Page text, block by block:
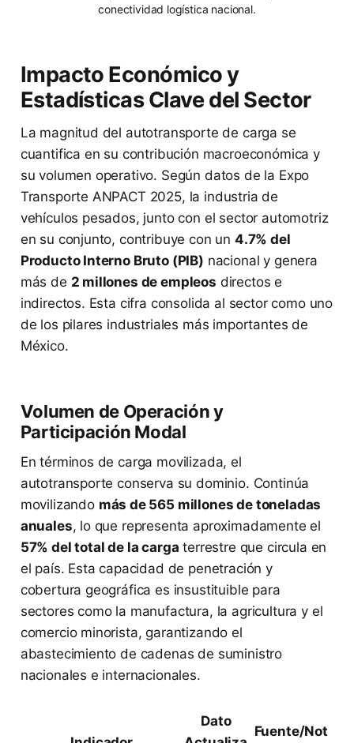
conectividad logística nacional.
Impacto Económico y
Estadísticas Clave del Sector
La magnitud del autotransporte de carga se
cuantifica en su contribución macroeconómica y
su volumen operativo. Según datos de la Expo
Transporte ANPACT 2025, la industria de
vehículos pesados, junto con el sector automotriz
en su conjunto, contribuye con un 4.7% del
Producto Interno Bruto (PIB) nacional y genera
más de 2 millones de empleos directos e
indirectos. Esta cifra consolida al sector como uno
de los pilares industriales más importantes de
México.
Volumen de Operación y
Participación Modal
En términos de carga movilizada, el
autotransporte conserva su dominio. Continúa
movilizando más de 565 millones de toneladas
anuales, lo que representa aproximadamente el
57% del total de la carga terrestre que circula en
el país. Esta capacidad de penetración y
cobertura geográfica es insustituible para
sectores como la manufactura, la agricultura y el
comercio minorista, garantizando el
abastecimiento de cadenas de suministro
nacionales e internacionales.
Dato
Fuente/Not